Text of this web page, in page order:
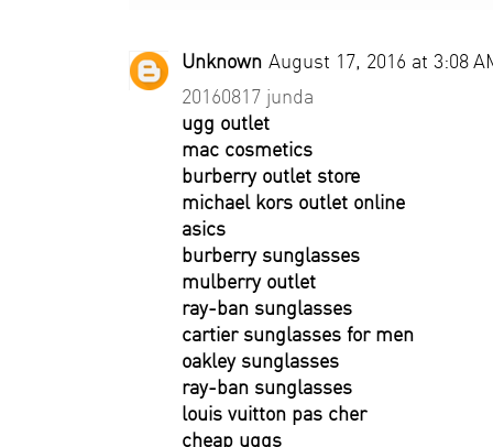
Unknown August 17, 2016 at 3:08
20160817 junda
ugg outlet
mac cosmetics
burberry outlet store
michael kors outlet online
asics
burberry sunglasses
mulberry outlet
ray-ban sunglasses
cartier sunglasses for men
oakley sunglasses
ray-ban sunglasses
louis vuitton pas cher
cheap uggs